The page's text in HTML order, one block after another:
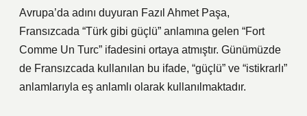
Avrupa’da adını duyuran Fazıl Ahmet Paşa,
Fransızcada “Türk gibi güçlü” anlamına gelen “Fort
Comme Un Turc” ifadesini ortaya atmıştır. Günümüzde
de Fransızcada kullanılan bu ifade, “güçlü” ve “istikrarlı”
anlamlarıyla eş anlamlı olarak kullanılmaktadır.